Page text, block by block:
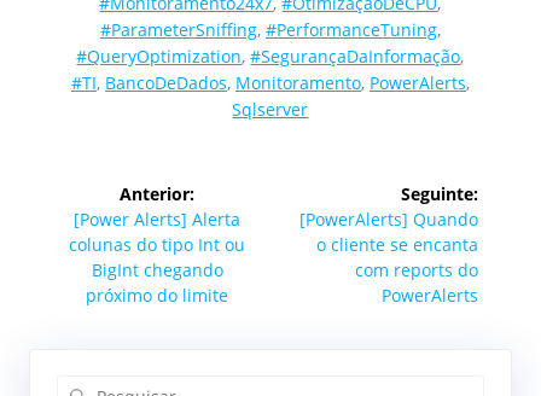
#ParameterSniffing, #PerformanceTuning,
#QueryOptimization,#SegurançaDaInformação,
#TI, BancoDeDados, Monitoramento, PowerAlerts,
Sqlserver
Navegação
de
Post
Anterior:
Post
anterior:
[Power Alerts] Alerta
colunas do tipo Int ou
BigInt chegando
próximo do limite
Seguinte:
Post
seguinte:
[PowerAlerts] Quando
o cliente se encanta
com reports do
PowerAlerts